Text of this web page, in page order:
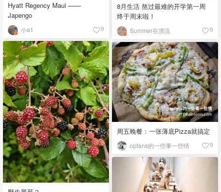
Hyatt Regency Maui ——
Japengo
小a1 9
8月生活 熬过最难的开学第一周
终于周末啦！
Summer在漂流 9
周五晚餐：一张薄底Pizza就搞定
opfans的一些事一些情 9